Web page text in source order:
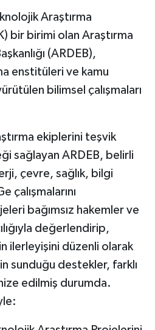
Araştırma
bir birimi olan Araştırma
(ARDEB),
enstitüleri ve kamu
bilimsel çalışmaları
ekiplerini teşvik
sağlayan ARDEB, belirli
çevre, sağlık, bilgi
çalışmalarını
bağımsız hakemler ve
değerlendirip,
ilerleyişini düzenli olarak
sunduğu destekler, farklı
edilmiş durumda.